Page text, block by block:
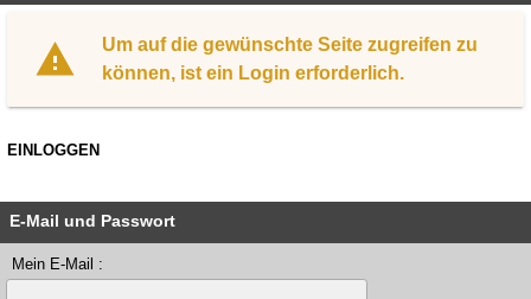
Um auf die gewünschte Seite zugreifen zu
können, ist ein Login erforderlich.
EINLOGGEN
E-Mail und Passwort
Mein E-Mail :